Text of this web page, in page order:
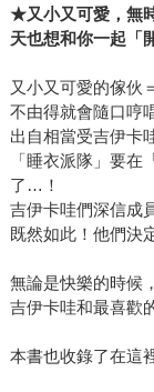
★又小又可愛，無
天也想和你一起「
又小又可愛的傢伙
不由得就會隨口哼
出自相當受吉伊卡
「睡衣派隊」要
了…！
吉伊卡哇們深信成
既然如此！他們決
無論是快樂的時候
吉伊卡哇和最喜歡
本書也收錄了在這